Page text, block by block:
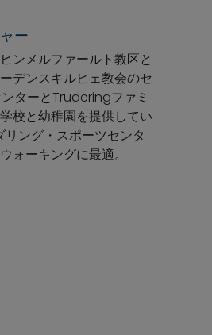
ー
ンメルファールト教区と
デンスキルヒェ教会のセ
ターとTruderingファミ
校と幼稚園を提供してい
ング・スポーツセンタ
ォーキングに最適。